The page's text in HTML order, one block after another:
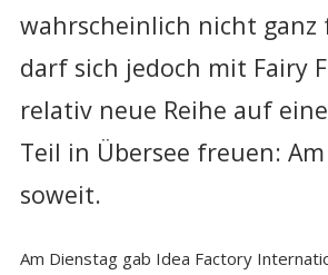
wahrscheinlich nicht ganz
darf sich jedoch mit Fairy
relativ neue Reihe auf
Teil in Übersee freuen:
soweit.
Am Dienstag gab Idea Factory